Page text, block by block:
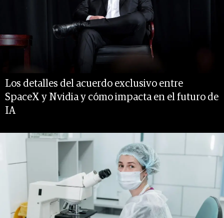
Los detalles del acuerdo exclusivo entre
SpaceX y Nvidia y cómo impacta en el futuro de
IA